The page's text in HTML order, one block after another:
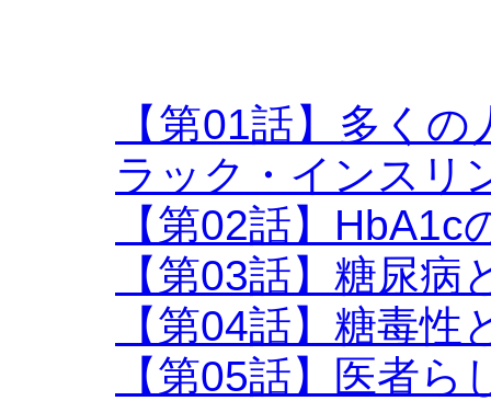
【第01話】多く
ラック・インスリ
【第02話】HbA1c
【第03話】糖尿病
【第04話】糖毒
【第05話】医者